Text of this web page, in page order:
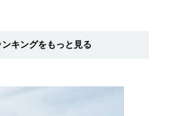
キングをもっと見る